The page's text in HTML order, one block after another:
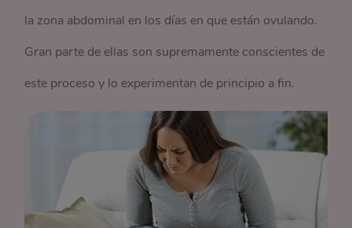
la zona abdominal en los días en que están ovulando.
Gran parte de ellas son supremamente conscientes de
este proceso y lo experimentan de principio a fin.